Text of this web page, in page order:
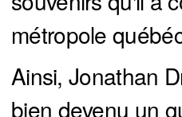
métropole
Ainsi, Jonathan
bien devenu un